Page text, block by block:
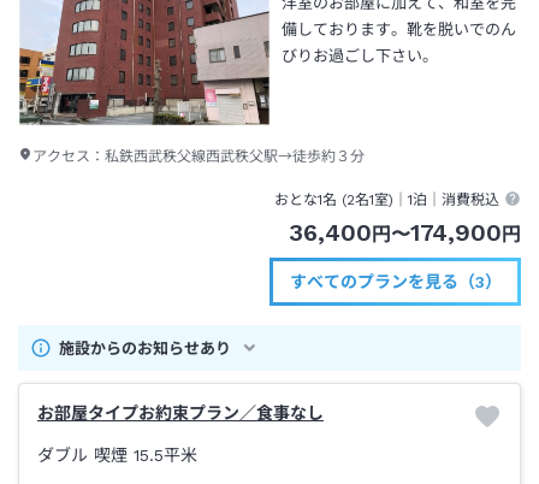
備しております。靴を脱いでのん
びりお過ごし下さい。
アクセス： 私鉄西武秩父線西武秩父駅→徒歩約３分
おとな1名 (2名1室)｜1泊 ｜消費税込
36,400 円 〜174,900 円
すべてのプランを見る（3）
施設からのお知らせあり
お部屋タイプお約束プラン／食事なし
ダブル 喫煙 15.5平米